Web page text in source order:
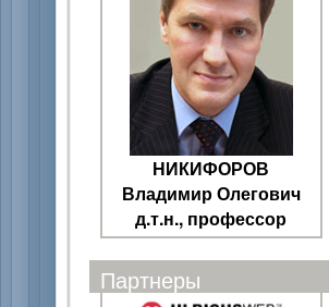
НИКИФОРОВ
Владимир Олегович
д.т.н., профессор
Партнеры